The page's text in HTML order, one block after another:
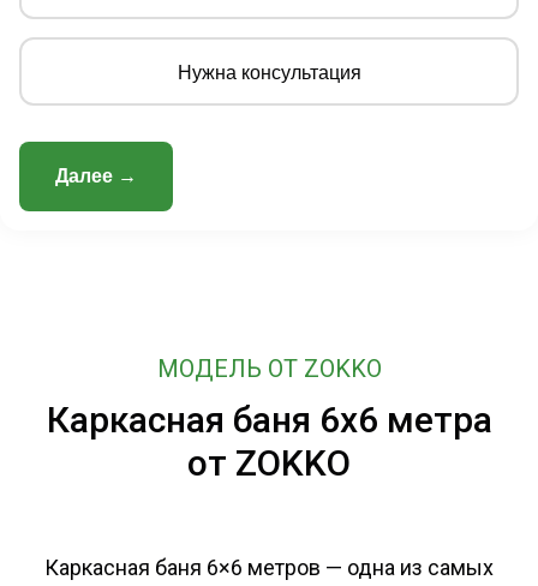
Нужна консультация
Далее →
МОДЕЛЬ ОТ ZOKKO
Каркасная баня 6х6 метра
от ZOKKO
Каркасная баня 6×6 метров — одна из самых